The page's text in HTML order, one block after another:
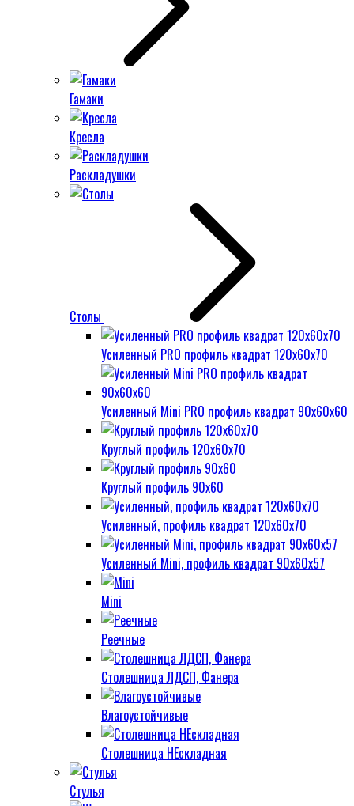
Гамаки
Кресла
Раскладушки
Столы
Усиленный PRO профиль квадрат 120х60х70
Усиленный Mini PRO профиль квадрат 90х60х60
Круглый профиль 120х60х70
Круглый профиль 90х60
Усиленный, профиль квадрат 120х60х70
Усиленный Mini, профиль квадрат 90х60х57
Mini
Реечные
Столешница ЛДСП, Фанера
Влагоустойчивые
Столешница НЕскладная
Стулья